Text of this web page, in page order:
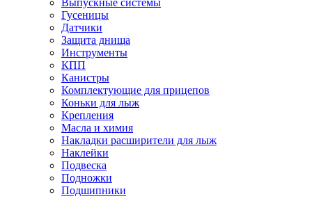
Гусеницы
Датчики
Защита днища
Инструменты
КПП
Канистры
Комплектующие для прицепов
Коньки для лыж
Крепления
Масла и химия
Накладки расширители для лыж
Наклейки
Подвеска
Подножки
Подшипники